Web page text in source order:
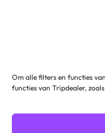
Om alle filters en functies
functies van Tripdealer,